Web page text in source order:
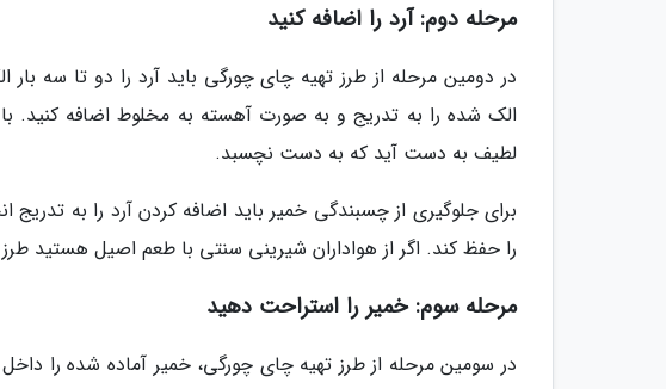
مرحله دوم: آرد را اضافه کنید
در دومین مرحله از طرز تهیه چای چورگی باید آرد را دو تا سه
الک شده را به تدریج و به صورت آهسته به مخلوط اضافه کنید.
لطیف به دست آید که به دست نچسبد.
برای جلوگیری از چسبندگی خمیر باید اضافه کردن آرد را به
را حفظ کند. اگر از هواداران شیرینی سنتی با طعم اصیل هستید طرز
مرحله سوم: خمیر را استراحت دهید